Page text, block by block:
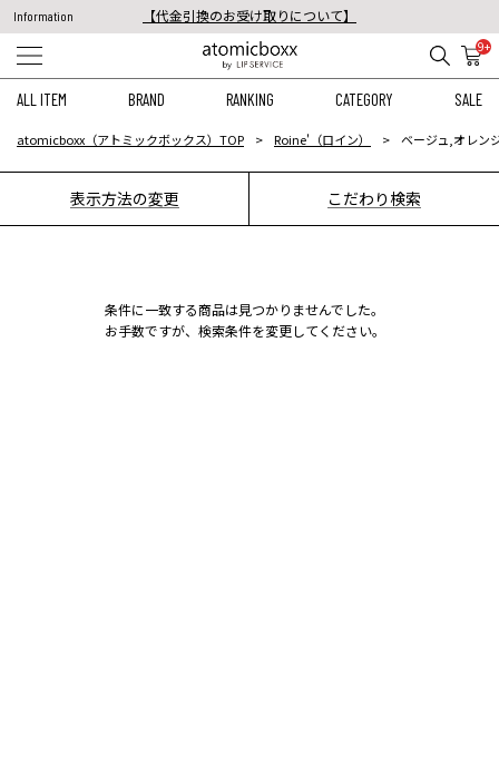
Information
【代金引換のお受け取りについて】
税込11,000円以上のご注文で送料無料！
9+
ALL ITEM BRAND RANKING CATEGORY SALE
atomicboxx（アトミックボックス）TOP Roine'（ロイン） ベージュ,オレン
表示方法の変更 こだわり検索
条件に一致する商品は見つかりませんでした。
お手数ですが、検索条件を変更してください。